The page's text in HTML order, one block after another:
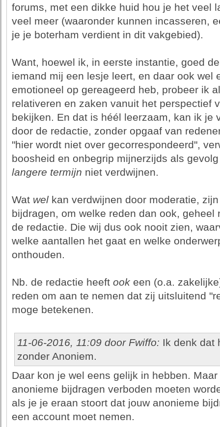
forums, met een dikke huid hou je het veel
veel meer (waaronder kunnen incasseren,
je je boterham verdient in dit vakgebied).
Want, hoewel ik, in eerste instantie, goed
iemand mij een lesje leert, en daar ook wel
emotioneel op gereageerd heb, probeer ik
relativeren en zaken vanuit het perspectief
bekijken. En dat is héél leerzaam, kan ik je
door de redactie, zonder opgaaf van
"hier wordt niet over gecorrespondeerd",
boosheid en onbegrip mijnerzijds als
langere termijn niet verdwijnen.
Wat welkan verdwijnen door moderatie,
bijdragen, om welke reden dan ook, geheel
de redactie. Die wij dus ook nooit zien,
welke aantallen het gaat en welke
onthouden.
Nb. de redactie heeft ookeen (o.a.
reden om aan te nemen dat zij uitsluitend
moge betekenen.
11-06-2016, 11:09 door Fwiffo: Ik denk dat
zonder Anoniem.
Daar kon je wel eens gelijk in hebben.
anonieme bijdragen verboden moeten
als je je eraan stoort dat jouw anonieme
een account moet nemen.